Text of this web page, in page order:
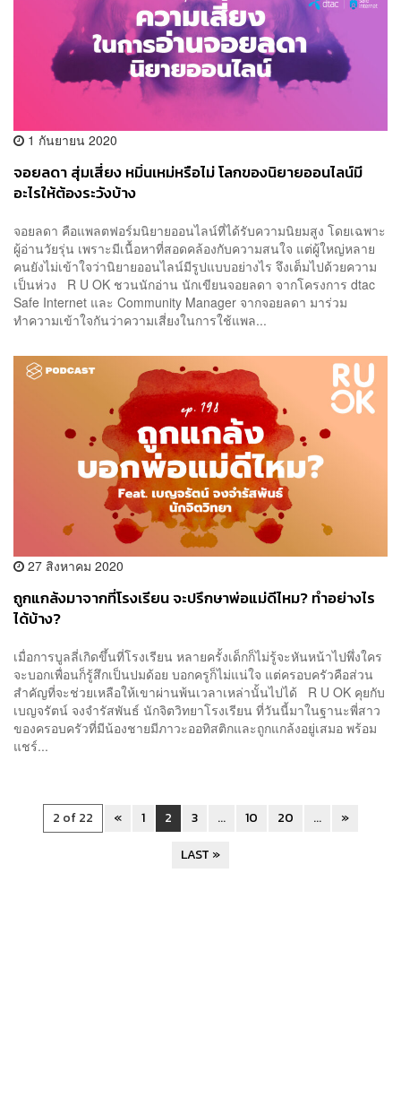
1 กันยายน 2020
จอยลดา สุ่มเสี่ยง หมิ่นเหม่หรือไม่ โลกของนิยายออนไลน์มี
อะไรให้ต้องระวังบ้าง
จอยลดา คือแพลตฟอร์มนิยายออนไลน์ที่ได้รับความนิยมสูง โดยเฉพาะ
ผู้อ่านวัยรุ่น เพราะมีเนื้อหาที่สอดคล้องกับความสนใจ แต่ผู้ใหญ่หลาย
คนยังไม่เข้าใจว่านิยายออนไลน์มีรูปแบบอย่างไร จึงเต็มไปด้วยความ
เป็นห่วง R U OK ชวนนักอ่าน นักเขียนจอยลดา จากโครงการ dtac
Safe Internet และ Community Manager จากจอยลดา มาร่วม
ทำความเข้าใจกันว่าความเสี่ยงในการใช้แพล...
27 สิงหาคม 2020
ถูกแกล้งมาจากที่โรงเรียน จะปรึกษาพ่อแม่ดีไหม? ทำอย่างไร
ได้บ้าง?
เมื่อการบูลลี่เกิดขึ้นที่โรงเรียน หลายครั้งเด็กก็ไม่รู้จะหันหน้าไปพึ่งใคร
จะบอกเพื่อนก็รู้สึกเป็นปมด้อย บอกครูก็ไม่แน่ใจ แต่ครอบครัวคือส่วน
สำคัญที่จะช่วยเหลือให้เขาผ่านพ้นเวลาเหล่านั้นไปได้ R U OK คุยกับ
เบญจรัตน์​ จงจำรัสพันธ์ นักจิตวิทยาโรงเรียน ที่วันนี้มาในฐานะพี่สาว
ของครอบครัวที่มีน้องชายมีภาวะออทิสติกและถูกแกล้งอยู่เสมอ พร้อม
แชร์...
2 of 22 « 1 2 3 ... 10 20 ...
»
LAST »